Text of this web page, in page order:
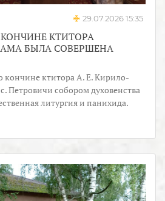
29.07.2026 15:35
КТИТОРА
БЫЛА СОВЕРШЕНА
кончине ктитора А. Е. Кирило-
Петровичи собором духовенства
литургия и панихида.